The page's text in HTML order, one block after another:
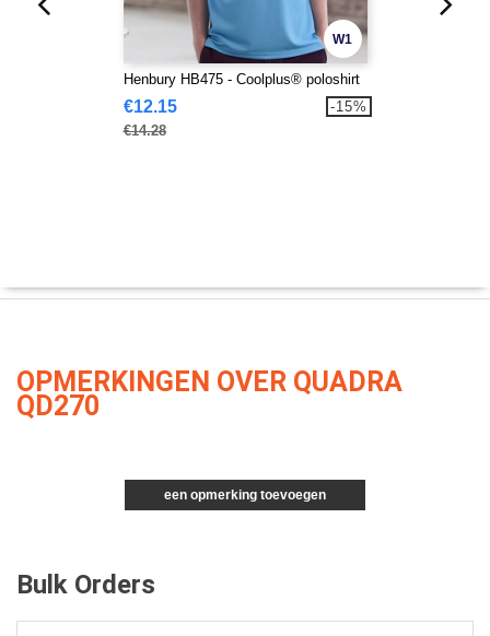
W1
Henbury HB475 - Coolplus® poloshirt
€12.15
€14.28
-15%
OPMERKINGEN OVER QUADRA
QD270
een opmerking toevoegen
Bulk Orders